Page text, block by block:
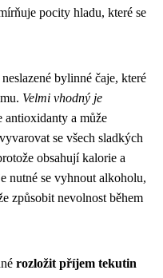
pocity hladu, které se
bylinné čaje, které
Velmi vhodný je
antioxidanty a může
se všech sladkých
obsahují kalorie a
nutné se vyhnout alkoholu,
způsobit nevolnost během
rozložit příjem tekutin